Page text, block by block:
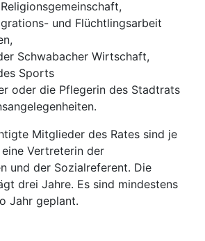
und Flüchtlingsarbeit
Schwabacher Wirtschaft,
Sports
oder die Pflegerin des Stadtrats
Mitglieder des Rates sind je
Vertreterin der
und der Sozialreferent. Die
drei Jahre. Es sind mindestens
Jahr geplant.